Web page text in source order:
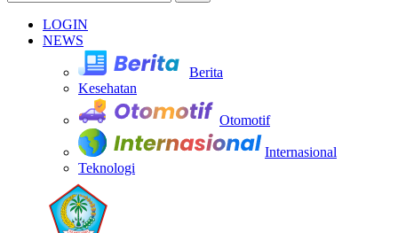
LOGIN
NEWS
Berita
Kesehatan
Otomotif
Internasional
Teknologi